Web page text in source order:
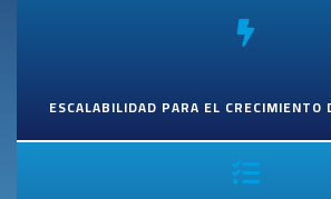
ESCALABILIDAD PARA EL CRECIMIENTO